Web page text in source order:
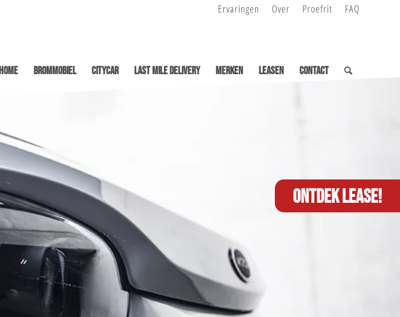
Ervaringen Over Proefrit FAQ
Home Brommobiel Citycar Last Mile Delivery Merken Leasen Contact
Ontdek lease!